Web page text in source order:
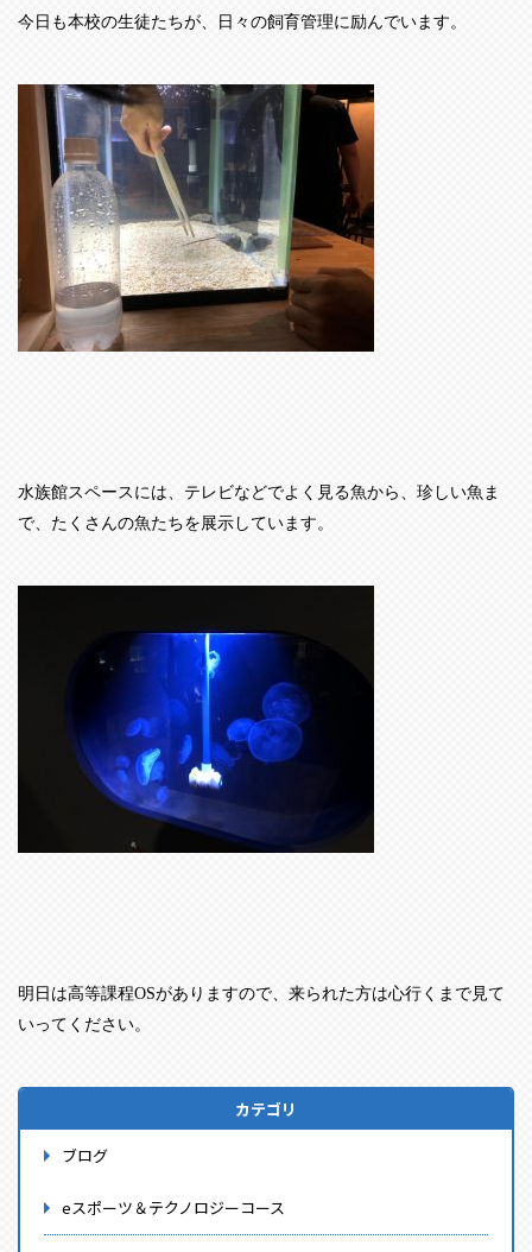
今日も本校の生徒たちが、日々の飼育管理に励んでいます。
水族館スペースには、テレビなどでよく見る魚から、珍しい魚ま
で、たくさんの魚たちを展示しています。
明日は高等課程OSがありますので、来られた方は心行くまで見て
いってください。
カテゴリ
ブログ
eスポーツ＆テクノロジーコース